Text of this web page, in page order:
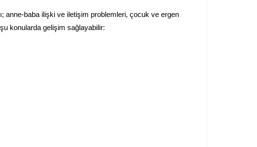
anne-baba ilişki ve iletişim problemleri, çocuk ve ergen
konularda gelişim sağlayabilir: